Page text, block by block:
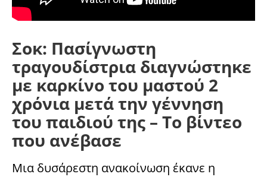
Σοκ: Πασίγνωστη
τραγουδίστρια διαγνώστηκε
με καρκίνο του μαστού 2
χρόνια μετά την γέννηση
του παιδιού της – Το βίντεο
που ανέβασε
Μια δυσάρεστη ανακοίνωση έκανε η